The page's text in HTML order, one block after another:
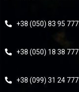
+38 (050) 83 95 777
+38 (050) 18 38 777
+38 (099) 31 24 777